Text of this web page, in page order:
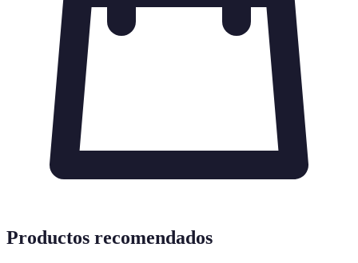
Productos recomendados